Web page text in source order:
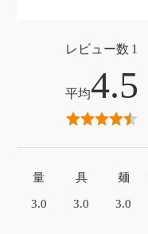
1
4.5
量
3.0
具
3.0
麺
3.0